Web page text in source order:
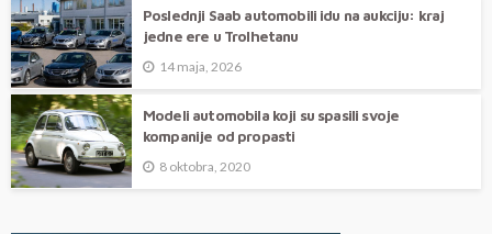
Poslednji Saab automobili idu na aukciju: kraj
jedne ere u Trolhetanu
14 maja, 2026
Modeli automobila koji su spasili svoje
kompanije od propasti
8 oktobra, 2020